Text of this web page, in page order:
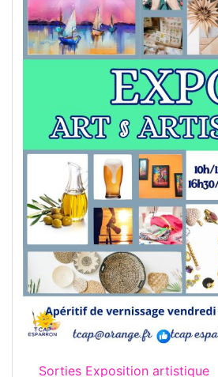
Sorties Exposition artistique